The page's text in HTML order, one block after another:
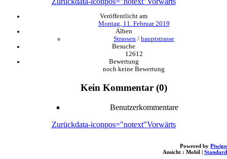
Veröffentlicht am
Montag, 11. Februar 2019
Alben
Strassen / hauptstrasse
Besuche
12612
Bewertung
noch keine Bewertung
Kein Kommentar (0)
Benutzerkommentare
Zurückdata-iconpos="notext"Vorwärts
Powered by Piwigo
Ansicht : Mobil | Standard